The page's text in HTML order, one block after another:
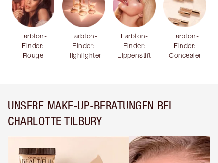
Farbton-
Finder:
Rouge
Farbton-
Finder:
Highlighter
Farbton-
Finder:
Lippenstift
Farbton-
Finder:
Concealer
UNSERE MAKE-UP-BERATUNGEN BEI
CHARLOTTE TILBURY